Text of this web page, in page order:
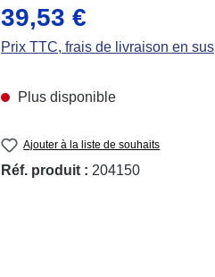
Prix régulier :
39,53 €
Prix TTC, frais de livraison en sus
Plus disponible
Ajouter à la liste de souhaits
Réf. produit : 204150